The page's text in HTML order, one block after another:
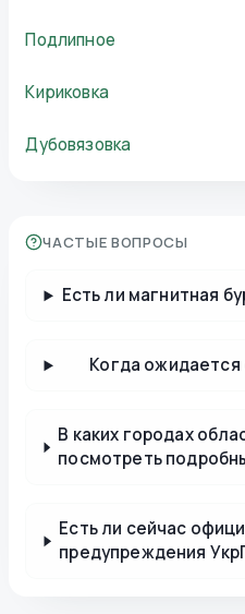
Подлипное
Кириковка
Дубовязовка
ЧАСТЫЕ ВОПРОСЫ
Есть ли магнитная
Когда ожидается
В каких городах
посмотреть
Есть ли сейчас
предупреждения